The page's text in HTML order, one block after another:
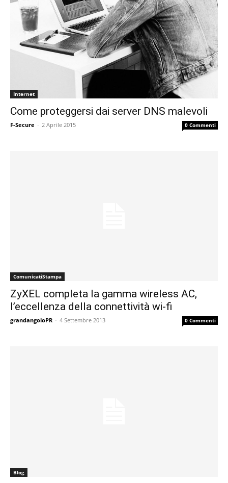
Internet
Come proteggersi dai server DNS malevoli
F-Secure - 2 Aprile 2015 0 Commenti
ComunicatiStampa
ZyXEL completa la gamma wireless AC,
l’eccellenza della connettività wi-fi
grandangoloPR - 4 Settembre 2013 0 Commenti
Blog